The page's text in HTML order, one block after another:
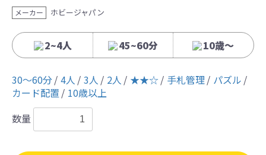
メーカー ホビージャパン
2~4人 45~60分 10歳〜
30〜60分 4人 3人 2人 ★★☆ 手札管理
パズル
カード配置
10歳以上
数量